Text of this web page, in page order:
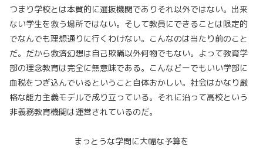
つまり学校とは本質的に選抜機関でありそれ以外ではない。出来
ない学生を救う場所ではない。そして教員にできることは限定的
でなんでも理想通りに行くわけない。こんなのは当たり前のこと
だ。だから救済幻想は自己欺瞞以外何物でもない。よって教育学
部の理念教育は完全に無意味である。こんなどーでもいい学部に
血税をつぎ込んでいるということ自体おかしい。社会はかなり厳
格な能力主義モデルで成り立っている。それに沿って高校という
非義務教育機関は運営されているのだ。
まっとうな学問に大幅な予算を